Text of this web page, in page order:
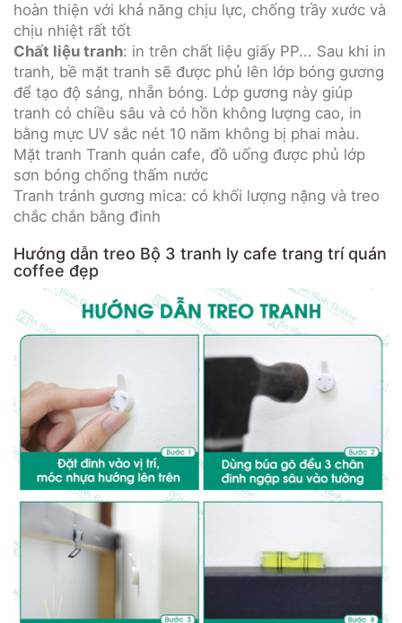
hoàn thiện với khả năng chịu lực, chống trầy xước và
chịu nhiệt rất tốt
Chất liệu tranh: in trên chất liệu giấy PP... Sau khi in
tranh, bề mặt tranh sẽ được phủ lên lớp bóng gương
để tạo độ sáng, nhẵn bóng. Lớp gương này giúp
tranh có chiều sâu và có hồn không lượng cao, in
bằng mực UV sắc nét 10 năm không bị phai màu.
Mặt tranh Tranh quán cafe, đồ uống được phủ lớp
sơn bóng chống thấm nước
Tranh tránh gương mica: có khối lượng nặng và treo
chắc chắn bằng đinh
Hướng dẫn treo Bộ 3 tranh ly cafe trang trí quán
coffee đẹp